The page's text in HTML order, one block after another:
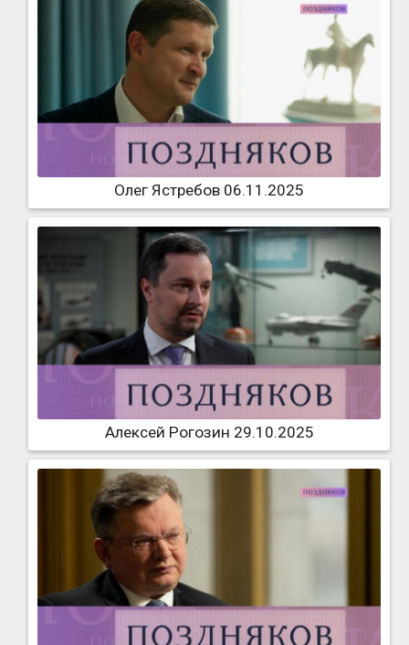
Олег Ястребов 06.11.2025
Алексей Рогозин 29.10.2025